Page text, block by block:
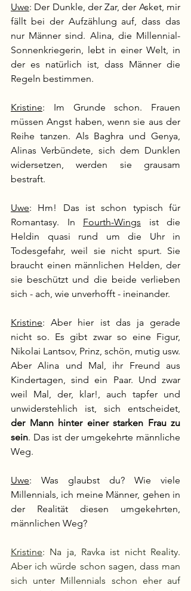
Uwe: Der Dunkle, der Zar, der Asket, mir
fällt bei der Aufzählung auf, dass das
nur Männer sind. Alina, die Millennial-
Sonnenkriegerin, lebt in einer Welt, in
der es natürlich ist, dass Männer die
Regeln bestimmen.
Kristine: Im Grunde schon. Frauen
müssen Angst haben, wenn sie aus der
Reihe tanzen. Als Baghra und Genya,
Alinas Verbündete, sich dem Dunklen
widersetzen, werden sie grausam
bestraft.
Uwe: Hm! Das ist schon typisch für
Romantasy. In Fourth-Wings ist die
Heldin quasi rund um die Uhr in
Todesgefahr, weil sie nicht spurt. Sie
braucht einen männlichen Helden, der
sie beschützt und die beide verlieben
sich - ach, wie unverhofft - ineinander.
Kristine: Aber hier ist das ja gerade
nicht so. Es gibt zwar so eine Figur,
Nikolai Lantsov, Prinz, schön, mutig usw.
Aber Alina und Mal, ihr Freund aus
Kindertagen, sind ein Paar. Und zwar
weil Mal, der, klar!, auch tapfer und
der Mann hinter einer starken Frau zu
sein. Das ist der umgekehrte männliche
Weg.
Uwe: Was glaubst du? Wie viele
Millennials, ich meine Männer, gehen in
der Realität diesen umgekehrten,
männlichen Weg?
Kristine: Na ja, Ravka ist nicht Reality.
Aber ich würde schon sagen, dass man
sich unter Millennials schon eher auf